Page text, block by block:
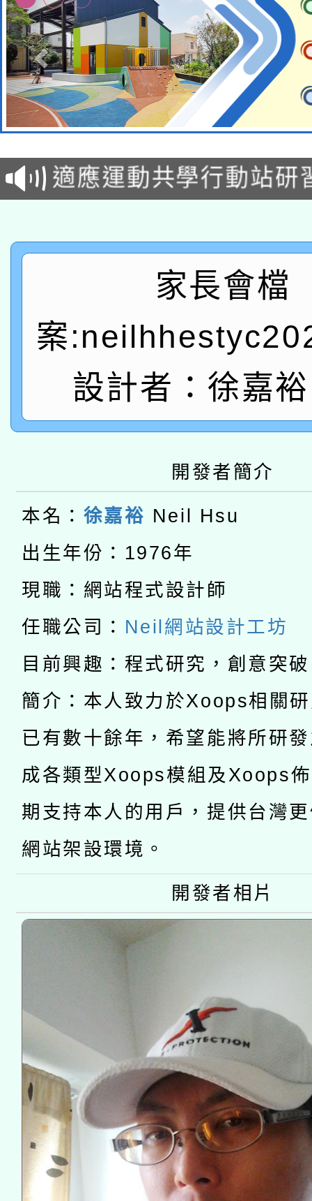
本校115學年度第2次
招甄選結果公告(無人
適應運動共學行動站研
本館辦理115年度閱讀
暨閱讀推動專業研習
科技賦能─人工智慧
A3數位素養講師名單
「數位內容與教學軟
pilot」
有關大陸委員會函釋公
薪期間赴陸應申請許可
轉知經濟部水利署委託
業技術研究院辦理「
動」
開 智慧啟航」
本校115學年度第2次
招甄選結果公告(無人
招)
適應運動共學行動站研
本館辦理115年度閱讀
暨閱讀推動專業研習
科技賦能─人工智慧
礎課程
A3數位素養講師名單
「數位內容與教學軟體
pilot」
有關大陸委員會函釋公
薪期間赴陸應申請許可
轉知經濟部水利署委託
業技術研究院辦理「
用水績優單位及節水達
動」
115年8月22日(星期六
桃園市孔廟祈福系列
開 智慧啟航」
2026年桃園地景藝術
家長會檔
案
設計者：徐嘉
開發者簡介
本名： 徐嘉裕 Neil Hsu
出生年份：1976年
現職：網站程式設計師
任職公司： Neil網站設計工坊
目前興趣：程式研究，創意突
簡介：本人致力於Xoops相關
已有數十餘年，希望能將所研
成各類型Xoops模組及Xoops
期支持本人的用戶，提供台灣
網站架設環境。
開發者相片